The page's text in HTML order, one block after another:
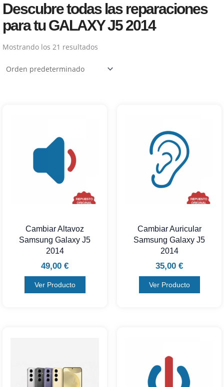
Descubre todas las reparaciones
para tu GALAXY J5 2014
Mostrando los 21 resultados
Cambiar Altavoz
Samsung Galaxy J5
2014
49,00 €
Ver Producto
Cambiar Auricular
Samsung Galaxy J5
2014
35,00 €
Ver Producto